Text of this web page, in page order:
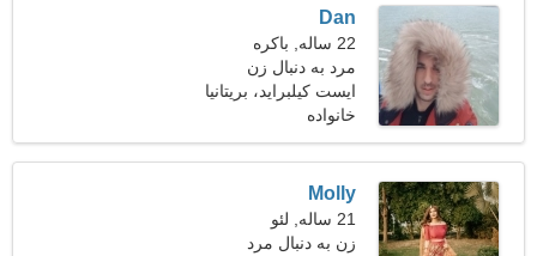
Dan
22 ساله, باکره
مرد به دنبال زن
ایست کیلبراید، بریتانیا
خانواده
Molly
21 ساله, لئو
زن به دنبال مرد